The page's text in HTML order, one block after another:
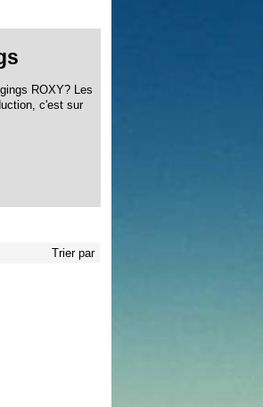
ROXY? Les
c'est sur
Trier par